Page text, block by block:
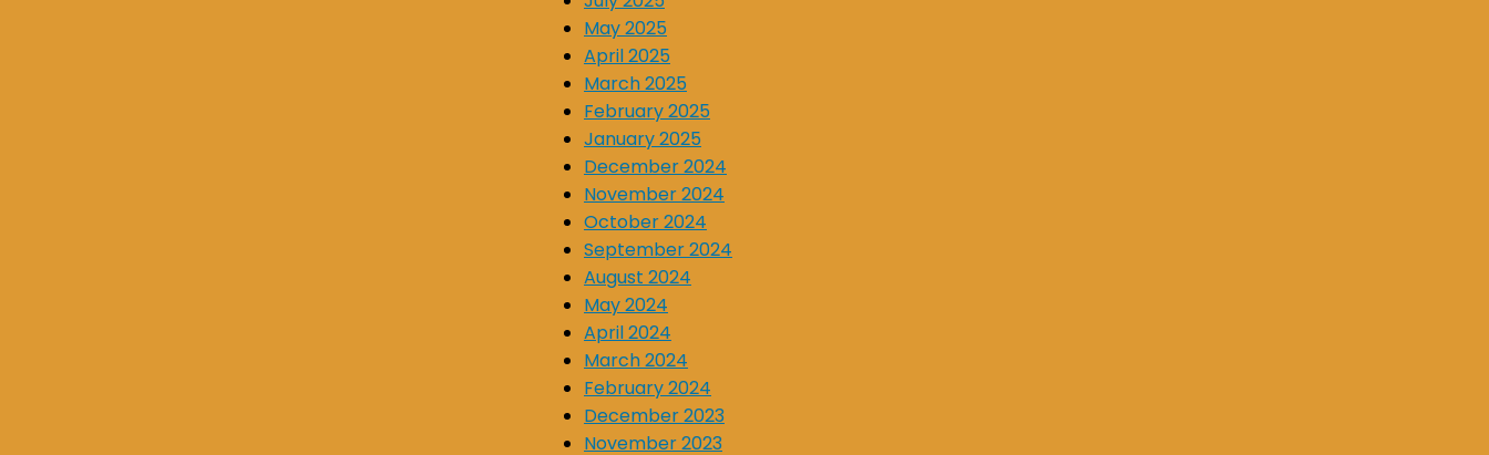
May 2025
April 2025
March 2025
February 2025
January 2025
December 2024
November 2024
October 2024
September 2024
August 2024
May 2024
April 2024
March 2024
February 2024
December 2023
November 2023